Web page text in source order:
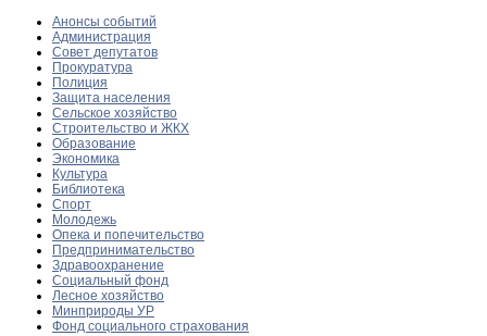
Анонсы событий
Администрация
Совет депутатов
Прокуратура
Полиция
Защита населения
Сельское хозяйство
Строительство и ЖКХ
Образование
Экономика
Культура
Библиотека
Спорт
Молодежь
Опека и попечительство
Предпринимательство
Здравоохранение
Социальный фонд
Лесное хозяйство
Минприроды УР
Фонд социального страхования